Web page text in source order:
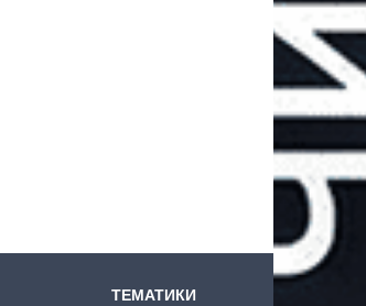
ТЕМАТИКИ